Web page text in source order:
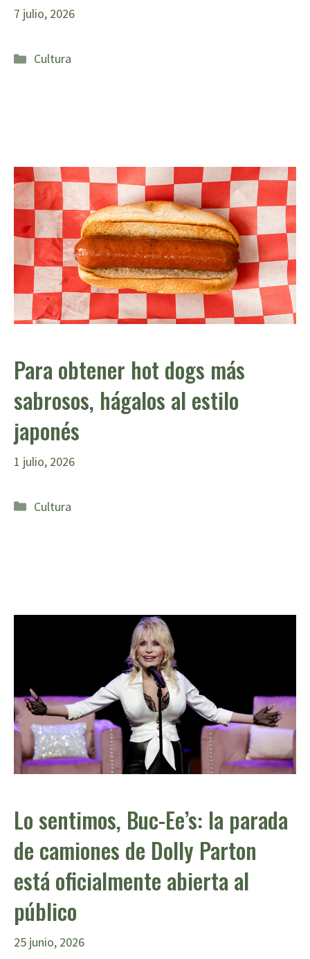
7 julio, 2026
Categorías
Cultura
Para obtener hot dogs más
sabrosos, hágalos al estilo
japonés
1 julio, 2026
Categorías
Cultura
Lo sentimos, Buc-Ee’s: la parada
de camiones de Dolly Parton
está oficialmente abierta al
público
25 junio, 2026